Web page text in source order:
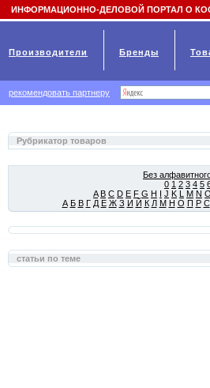
value
Рубрикатор товаров
Без
0 1 2 3 4 5
A B C D E F G H I J K L M N
А Б В Г Д Е Ж З И Й К Л М Н О П Р С
статьи по теме
ИНФОРМАЦИОННО-ДЕЛОВОЙ ПОРТАЛ О
Производители Бренды
рекомендовать партнеру